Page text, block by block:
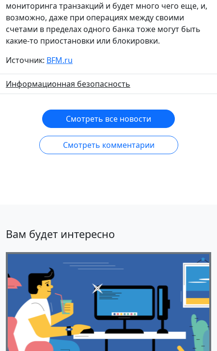
мониторинга транзакций и будет много чего еще, и,
возможно, даже при операциях между своими
счетами в пределах одного банка тоже могут быть
какие-то приостановки или блокировки.
Источник: BFM.ru
Информационная безопасность
Смотреть все новости
Смотреть комментарии
Вам будет интересно